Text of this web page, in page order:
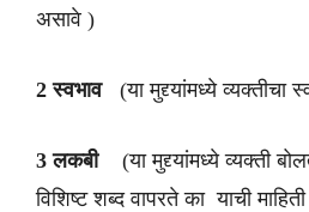
असावे )
2 स्वभाव (या मुद्द्यांमध्ये व्यक्तीचा
3 लकबी
(या मुद्द्यांमध्ये व्यक्ती
विशिष्ट शब्द वापरते का याची